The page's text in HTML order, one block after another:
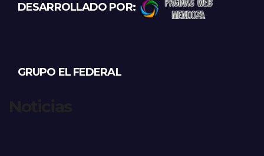
DESARROLLADO POR:
GRUPO EL FEDERAL